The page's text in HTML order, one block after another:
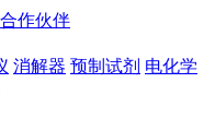
合作伙伴
消解器 预制试剂 电化学